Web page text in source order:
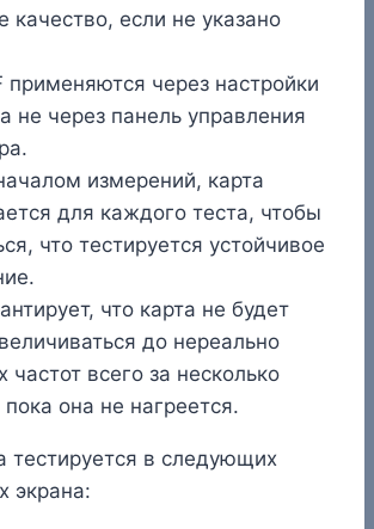
качество, если не указано
применяются через настройки
не через панель управления
измерений, карта
для каждого теста, чтобы
что тестируется устойчивое
что карта не будет
до нереально
частот всего за несколько
пока она не нагреется.
тестируется в следующих
экрана: